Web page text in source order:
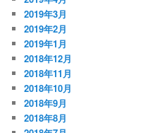
2019年3月
2019年2月
2019年1月
2018年12月
2018年11月
2018年10月
2018年9月
2018年8月